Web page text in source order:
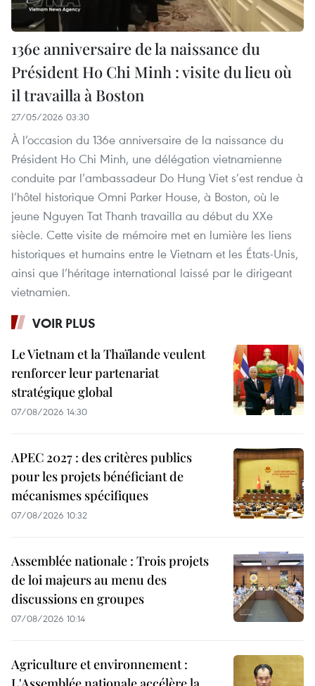
136e anniversaire de la naissance du
Président Ho Chi Minh : visite du lieu où
il travailla à Boston
27/05/2026 03:30
À l’occasion du 136e anniversaire de la naissance du
Président Ho Chi Minh, une délégation vietnamienne
conduite par l’ambassadeur Do Hung Viet s’est rendue à
l’hôtel historique Omni Parker House, à Boston, où le
jeune Nguyen Tat Thanh travailla au début du XXe
siècle. Cette visite de mémoire met en lumière les liens
historiques et humains entre le Vietnam et les États-Unis,
ainsi que l’héritage international laissé par le dirigeant
vietnamien.
VOIR PLUS
Le Vietnam et la Thaïlande veulent
renforcer leur partenariat
stratégique global
07/08/2026 14:30
APEC 2027 : des critères publics
pour les projets bénéficiant de
mécanismes spécifiques
07/08/2026 10:32
Assemblée nationale : Trois projets
de loi majeurs au menu des
discussions en groupes
07/08/2026 10:14
Agriculture et environnement :